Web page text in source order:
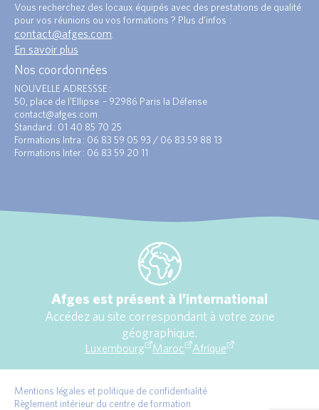
Vous recherchez des locaux équipés avec des prestations de qualité
pour vos réunions ou vos formations ? Plus d’infos :
contact@afges.com
En savoir plus
Nos coordonnées
NOUVELLE ADRESSSE :
50, place de l’Ellipse – 92986 Paris la Défense
contact@afges.com
Standard : 01 40 85 70 25
Formations Intra : 06 83 59 05 93 / 06 83 59 88 13
Formations Inter : 06 83 59 20 11
Afges est présent à l’international
Accédez au site correspondant à votre zone
géographique.
Luxembourg Maroc Afrique
Mentions légales et politique de confidentialité
Règlement intérieur du centre de formation